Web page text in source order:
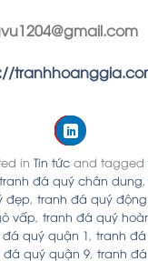
in Tin tức and tagged
tranh đá quý chân dung,
đẹp, tranh đá quý
vấp, tranh đá quý
quý quận 1, tranh
đá quý quận 9, tranh